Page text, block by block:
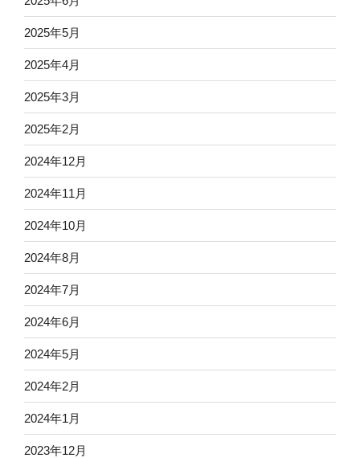
2025年5月
2025年4月
2025年3月
2025年2月
2024年12月
2024年11月
2024年10月
2024年8月
2024年7月
2024年6月
2024年5月
2024年2月
2024年1月
2023年12月